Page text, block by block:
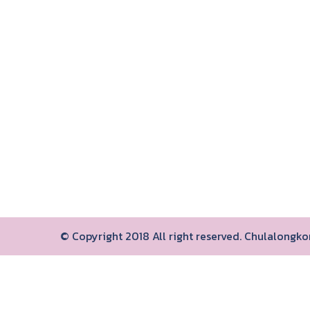
© Copyright 2018 All right reserved.